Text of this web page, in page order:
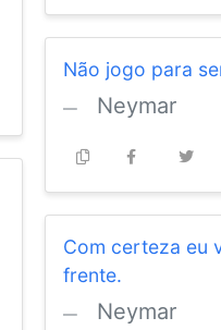
Não jogo para
Neymar
Com certeza eu
frente.
Neymar